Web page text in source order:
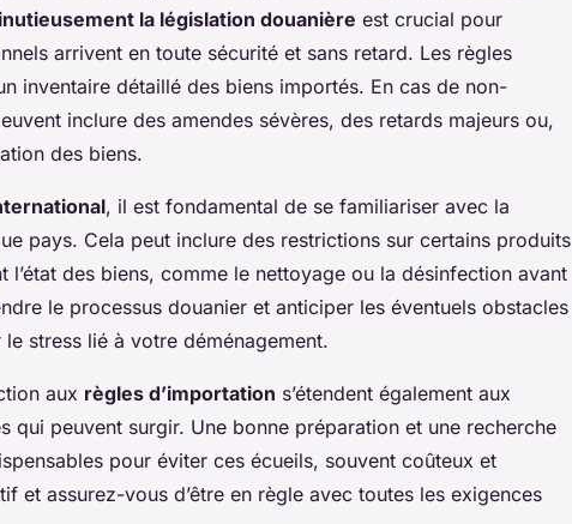
la législation douanière est crucial pour
arrivent en toute sécurité et sans retard. Les règles
inventaire détaillé des biens importés. En cas de non-
inclure des amendes sévères, des retards majeurs ou,
des biens.
, il est fondamental de se familiariser avec la
pays. Cela peut inclure des restrictions sur certains produits
l’état des biens, comme le nettoyage ou la désinfection avant
le processus douanier et anticiper les éventuels obstacles
stress lié à votre déménagement.
aux règles d’importation s’étendent également aux
qui peuvent surgir. Une bonne préparation et une recherche
pour éviter ces écueils, souvent coûteux et
et assurez-vous d’être en règle avec toutes les exigences